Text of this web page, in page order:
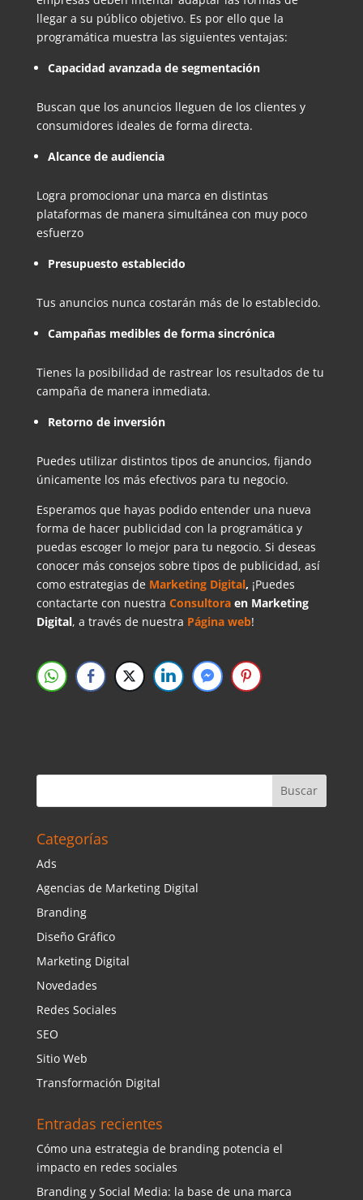
llegar a su público objetivo. Es por ello que la
programática muestra las siguientes ventajas:
Capacidad avanzada de segmentación
Buscan que los anuncios lleguen de los clientes y
consumidores ideales de forma directa.
Alcance de audiencia
Logra promocionar una marca en distintas
plataformas de manera simultánea con muy poco
esfuerzo
Presupuesto establecido
Tus anuncios nunca costarán más de lo establecido.
Campañas medibles de forma sincrónica
Tienes la posibilidad de rastrear los resultados de tu
campaña de manera inmediata.
Retorno de inversión
Puedes utilizar distintos tipos de anuncios, fijando
únicamente los más efectivos para tu negocio.
Esperamos que hayas podido entender una nueva
forma de hacer publicidad con la programática y
puedas escoger lo mejor para tu negocio. Si deseas
conocer más consejos sobre tipos de publicidad, así
como estrategias de Marketing Digital, ¡Puedes
contactarte con nuestra Consultoraen Marketing
Digital, a través de nuestra Página web!
Categorías
Ads
Agencias de Marketing Digital
Branding
Diseño Gráfico
Marketing Digital
Novedades
Redes Sociales
SEO
Sitio Web
Transformación Digital
Entradas recientes
Cómo una estrategia de branding potencia el
impacto en redes sociales
Branding y Social Media: la base de una marca